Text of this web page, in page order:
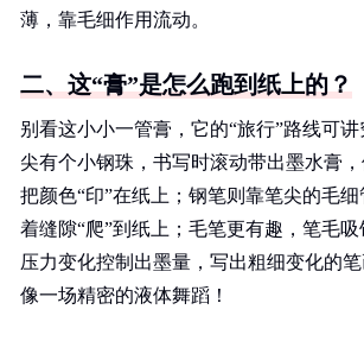
薄，靠毛细作用流动。
二、这“膏”是怎么跑到纸上的？
别看这小小一管膏，它的“旅行”路线可
尖有个小钢珠，书写时滚动带出墨水膏
把颜色“印”在纸上；钢笔则靠笔尖的毛
着缝隙“爬”到纸上；毛笔更有趣，笔毛
压力变化控制出墨量，写出粗细变化的
像一场精密的液体舞蹈！